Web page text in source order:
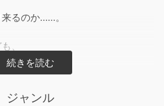
るのか……。
、
乱れたとき、
）しきものが湧き出し、取り憑
ジャンル